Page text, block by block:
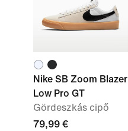
Nike SB Zoom Blazer
Low Pro GT
Gördeszkás cipő
79,99 €